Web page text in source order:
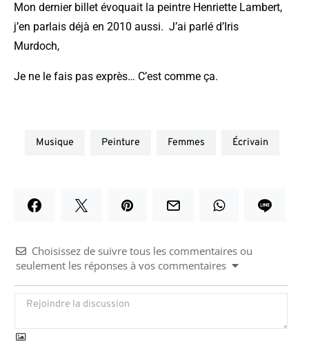
Mon dernier billet évoquait la peintre Henriette Lambert,
j’en parlais déjà en 2010 aussi. J’ai parlé d’Iris
Murdoch,
Je ne le fais pas exprès… C’est comme ça.
musique peinture femmes écrivain
Choisissez de suivre tous les commentaires ou
seulement les réponses à vos commentaires